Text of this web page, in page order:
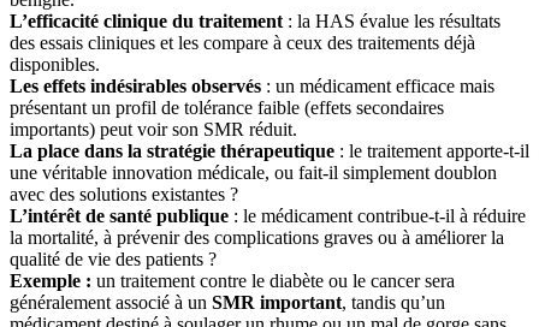
L’efficacité clinique du traitement : la HAS évalue les résultats
des essais cliniques et les compare à ceux des traitements déjà
disponibles.
Les effets indésirables observés : un médicament efficace mais
présentant un profil de tolérance faible (effets secondaires
importants) peut voir son SMR réduit.
La place dans la stratégie thérapeutique : le traitement apporte-t-il
une véritable innovation médicale, ou fait-il simplement doublon
avec des solutions existantes ?
L’intérêt de santé publique : le médicament contribue-t-il à réduire
la mortalité, à prévenir des complications graves ou à améliorer la
qualité de vie des patients ?
Exemple : un traitement contre le diabète ou le cancer sera
généralement associé à un SMR important, tandis qu’un